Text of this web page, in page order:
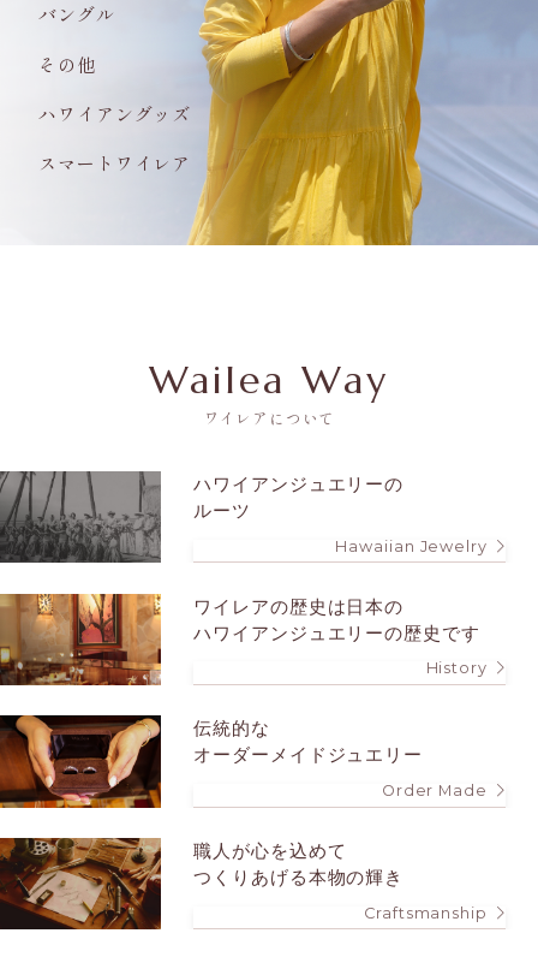
バングル
その他
ハワイアングッズ
スマートワイレア
Wailea Way
ワイレアについて
ハワイアンジュエリーの
ルーツ
Hawaiian Jewelry
ワイレアの歴史は日本の
ハワイアンジュエリーの歴史です
History
伝統的な
オーダーメイドジュエリー
Order Made
職人が心を込めて
つくりあげる本物の輝き
Craftsmanship